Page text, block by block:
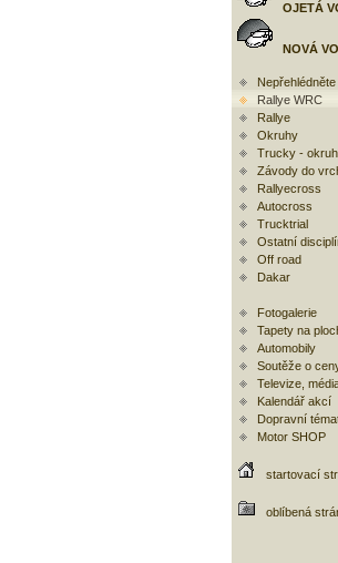
OJETÁ
NOVÁ
Nepřehlédněte
Rallye WRC
Rallye
Okruhy
Trucky -
Závody do
Rallyecross
Autocross
Trucktrial
Ostatní
Off road
Dakar
Fotogalerie
Tapety na
Automobily
Soutěže o
Televize,
Kalendář akcí
Dopravní
Motor SHOP
startovací
oblíbená